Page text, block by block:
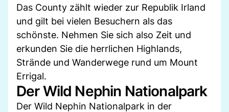
Das County zählt wieder zur Republik Irland
und gilt bei vielen Besuchern als das
schönste. Nehmen Sie sich also Zeit und
erkunden Sie die herrlichen Highlands,
Strände und Wanderwege rund um Mount
Errigal.
Der Wild Nephin Nationalpark
Der Wild Nephin Nationalpark in der